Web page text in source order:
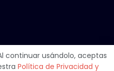
continuar usándolo, aceptas
Política de Privacidad y